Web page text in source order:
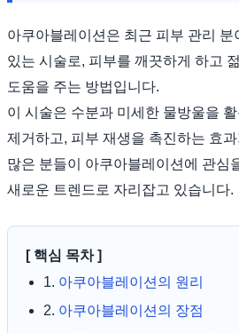
아쿠아블레이션은 최근 피부 관리 분
있는 시술로, 피부를 깨끗하게 하고
도움을 주는 방법입니다.
이 시술은 수분과 미세한 물방울을
제거하고, 피부 재생을 촉진하는 효
많은 분들이 아쿠아블레이션에 관심
새로운 트렌드로 자리잡고 있습니다.
[ 핵심 목차 ]
1. 아쿠아블레이션의 원리
2. 아쿠아블레이션의 장점